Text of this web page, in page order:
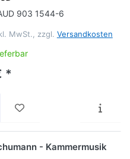
903 1544-6
MwSt., zzgl. Versandkosten
*
- Kammermusik